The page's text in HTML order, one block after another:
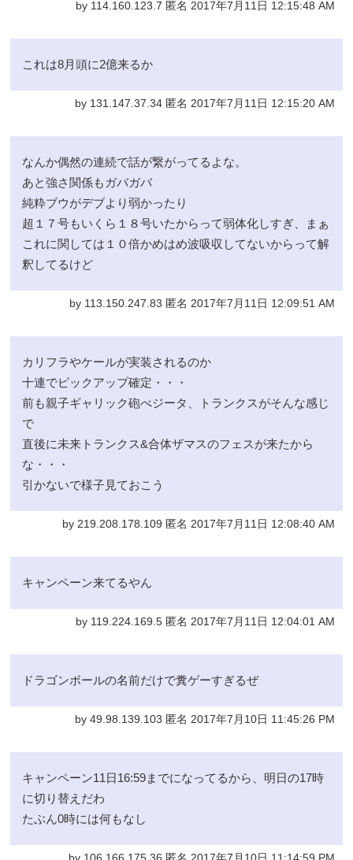
by 114.160.123.7 匿名 2017年7月11日 12:15:48 AM
これは8月頭に2億来るか
by 131.147.37.34 匿名 2017年7月11日 12:15:20 AM
なんか偶然の連続で話が繋がってるよな。
あと強さ関係もガバガバ
純粋ブウがデブより弱かったり
超１７号もいくら１８号いたからって弱体化しすぎ、まぁ
これに関しては１０倍かめはめ波吸収してないからって解
釈してるけど
by 113.150.247.83 匿名 2017年7月11日 12:09:51 AM
カリフラやケールが実装されるのか
十連でピックアップ確定・・・
前も親子ギャリック砲べジータ、トランクスがそんな感じ
で
直後に未来トランクス&合体ザマスのフェスが来たから
な・・・
引かないで様子見ておこう
by 219.208.178.109 匿名 2017年7月11日 12:08:40 AM
キャンペーン来てるやん
by 119.224.169.5 匿名 2017年7月11日 12:04:01 AM
ドラゴンボールの名前だけで糞ゲーすぎるぜ
by 49.98.139.103 匿名 2017年7月10日 11:45:26 PM
キャンペーン11日16:59までになってるから、明日の17時
に切り替えだわ
たぶん0時には何もなし